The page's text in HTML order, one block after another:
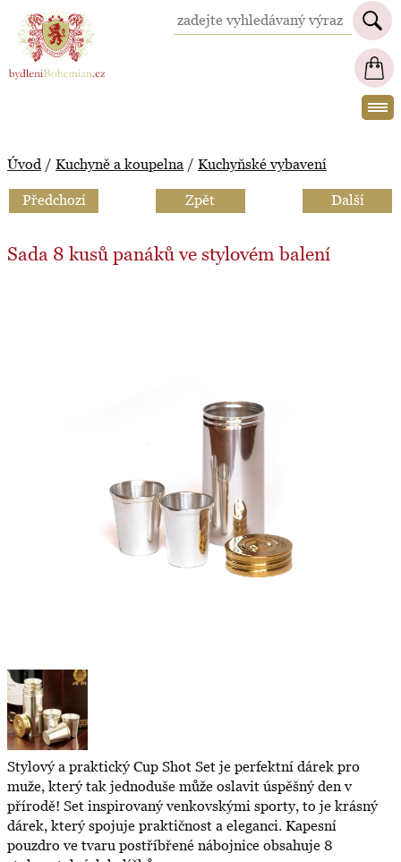
BydleniBohemian.cz
Úvod / Kuchyně a koupelna / Kuchyňské vybavení
Předchozí Zpět Další
Sada 8 kusů panáků ve stylovém balení
Stylový a praktický Cup Shot Set je perfektní dárek pro
muže, který tak jednoduše může oslavit úspěšný den v
přírodě! Set inspirovaný venkovskými sporty, to je krásný
dárek, který spojuje praktičnost a eleganci. Kapesní
pouzdro ve tvaru postříbřené nábojnice obsahuje 8